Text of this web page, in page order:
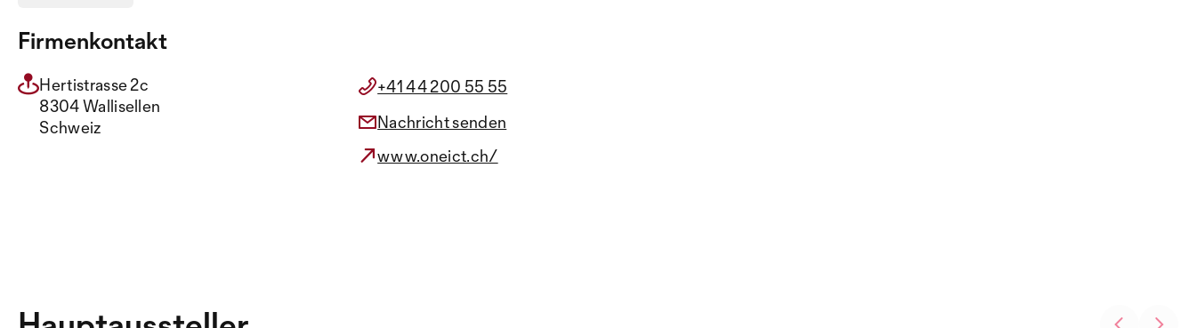
Firmenkontakt
Hertistrasse 2c
8304 Wallisellen
Schweiz
+41 44 200 55 55
Nachricht senden
www.oneict.ch/